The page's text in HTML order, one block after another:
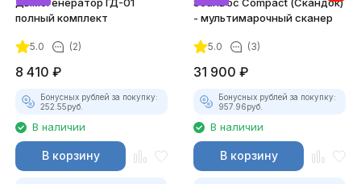
полный комплект
5.0 (2)
8 410 ₽
Бонусных рублей за покупку:
252.55руб.
В наличии
В корзину
- мультимарочный сканер
5.0 (3)
31 900 ₽
Бонусных рублей за покупку:
957.96руб.
В наличии
В корзину